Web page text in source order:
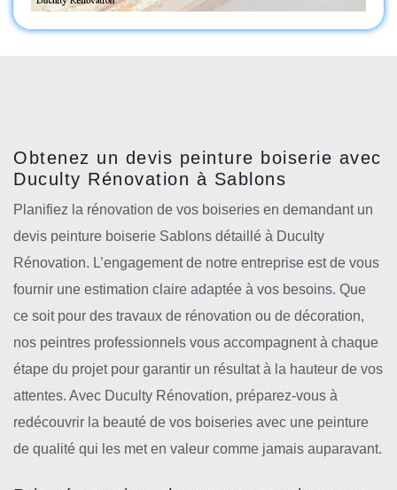
Obtenez un devis peinture boiserie avec
Duculty Rénovation à Sablons
Planifiez la rénovation de vos boiseries en demandant un
devis peinture boiserie Sablons détaillé à Duculty
Rénovation. L’engagement de notre entreprise est de vous
fournir une estimation claire adaptée à vos besoins. Que
ce soit pour des travaux de rénovation ou de décoration,
nos peintres professionnels vous accompagnent à chaque
étape du projet pour garantir un résultat à la hauteur de vos
attentes. Avec Duculty Rénovation, préparez-vous à
redécouvrir la beauté de vos boiseries avec une peinture
de qualité qui les met en valeur comme jamais auparavant.